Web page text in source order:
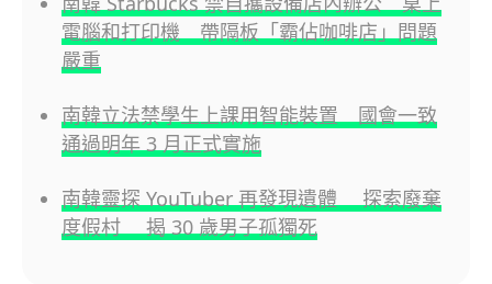
電腦和打印機 帶隔板「霸佔咖啡店」問題
嚴重
南韓立法禁學生上課用智能裝置 國會一致
通過明年 3 月正式實施
南韓靈探 YouTuber 再發現遺體 探索廢棄
度假村 揭 30 歲男子孤獨死